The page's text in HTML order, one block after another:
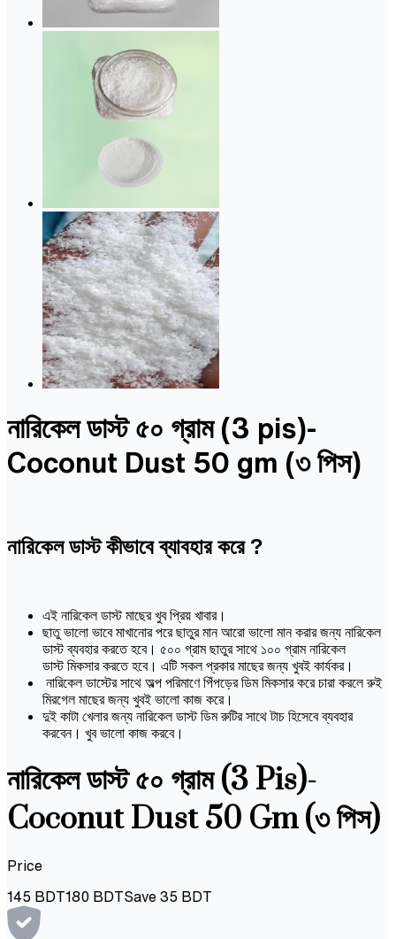
নারিকেল ডাস্ট ৫০ গ্রাম (3 pis)-
Coconut Dust 50 gm (৩ পিস)
নারিকেল ডাস্ট কীভাবে ব্যাবহার করে ?
এই নারিকেল ডাস্ট মাছের খুব প্রিয় খাবার।
ছাতু ভালো ভাবে মাখানোর পরে ছাতুর মান আরো ভালো মান করার জন্য নারিকেল
ডাস্ট ব্যবহার করতে হবে। ৫০০ গ্রাম ছাতুর সাথে ১০০ গ্রাম নারিকেল
ডাস্ট মিকসার করতে হবে। এটি সকল প্রকার মাছের জন্য খুবই কার্যকর।
নারিকেল ডাস্টের সাথে অল্প পরিমাণে পিঁপড়ের ডিম মিকসার করে চারা করলে রুই
মিরগেল মাছের জন্য খুবই ভালো কাজ করে।
দুই কাটা খেলার জন্য নারিকেল ডাস্ট ডিম রুটির সাথে টাচ হিসেবে ব্যবহার
করবেন। খুব ভালো কাজ করবে।
নারিকেল ডাস্ট ৫০ গ্রাম (3 Pis)-
Coconut Dust 50 Gm (৩ পিস)
Price
145 BDT180 BDTSave 35 BDT